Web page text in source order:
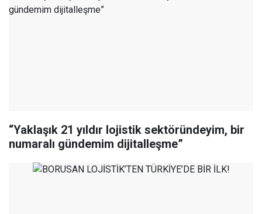
“Yaklaşık 21 yıldır lojistik sektöründeyim, bir
numaralı gündemim dijitalleşme”